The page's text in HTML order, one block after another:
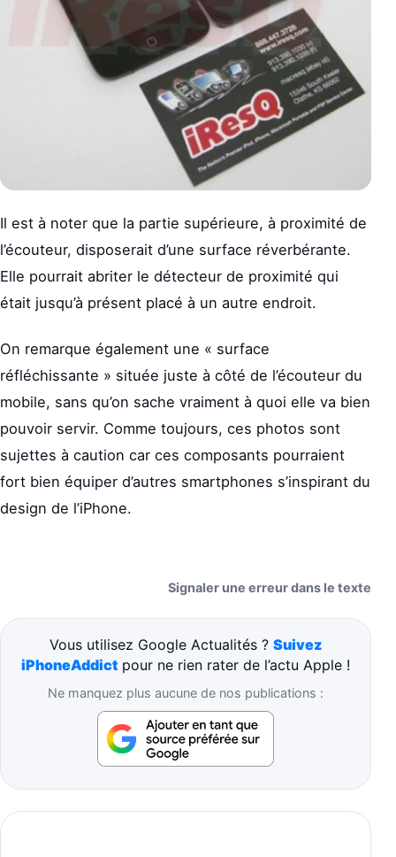
Il est à noter que la partie supérieure, à proximité de
l’écouteur, disposerait d’une surface réverbérante.
Elle pourrait abriter le détecteur de proximité qui
était jusqu’à présent placé à un autre endroit.
On remarque également une « surface
réfléchissante » située juste à côté de l’écouteur du
mobile, sans qu’on sache vraiment à quoi elle va bien
pouvoir servir. Comme toujours, ces photos sont
sujettes à caution car ces composants pourraient
fort bien équiper d’autres smartphones s’inspirant du
design de l’iPhone.
Signaler une erreur dans le texte
Vous utilisez Google Actualités ? Suivez
iPhoneAddict pour ne rien rater de l’actu Apple !
Ne manquez plus aucune de nos publications :